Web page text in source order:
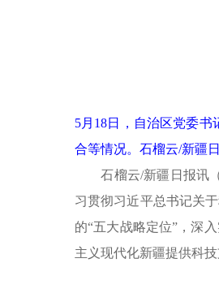
5月18日，自治区党委
合等情况。石榴云/新疆
石榴云/新疆日报讯
习贯彻习近平总书记关
的“五大战略定位”，深
主义现代化新疆提供科技